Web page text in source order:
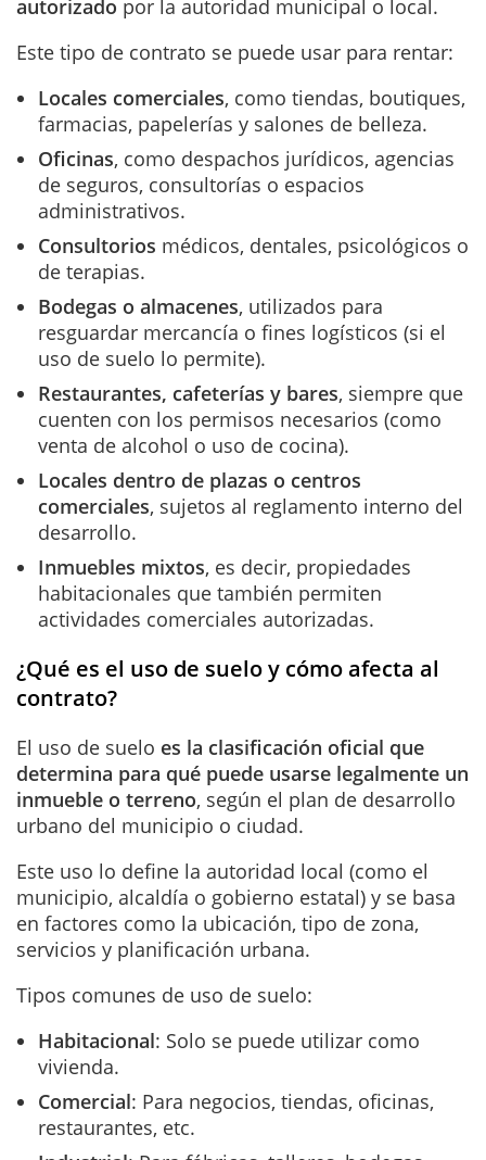
autorizado por la autoridad municipal o local.
Este tipo de contrato se puede usar para rentar:
Locales comerciales, como tiendas, boutiques,
farmacias, papelerías y salones de belleza.
Oficinas, como despachos jurídicos, agencias
de seguros, consultorías o espacios
administrativos.
Consultorios médicos, dentales, psicológicos o
de terapias.
Bodegas o almacenes, utilizados para
resguardar mercancía o fines logísticos (si el
uso de suelo lo permite).
Restaurantes, cafeterías y bares, siempre que
cuenten con los permisos necesarios (como
venta de alcohol o uso de cocina).
Locales dentro de plazas o centros
comerciales, sujetos al reglamento interno del
desarrollo.
Inmuebles mixtos, es decir, propiedades
habitacionales que también permiten
actividades comerciales autorizadas.
¿Qué es el uso de suelo y cómo afecta al
contrato?
El uso de suelo es la clasificación oficial que
determina para qué puede usarse legalmente un
inmueble o terreno, según el plan de desarrollo
urbano del municipio o ciudad.
Este uso lo define la autoridad local (como el
municipio, alcaldía o gobierno estatal) y se basa
en factores como la ubicación, tipo de zona,
servicios y planificación urbana.
Tipos comunes de uso de suelo:
Habitacional: Solo se puede utilizar como
vivienda.
Comercial: Para negocios, tiendas, oficinas,
restaurantes, etc.